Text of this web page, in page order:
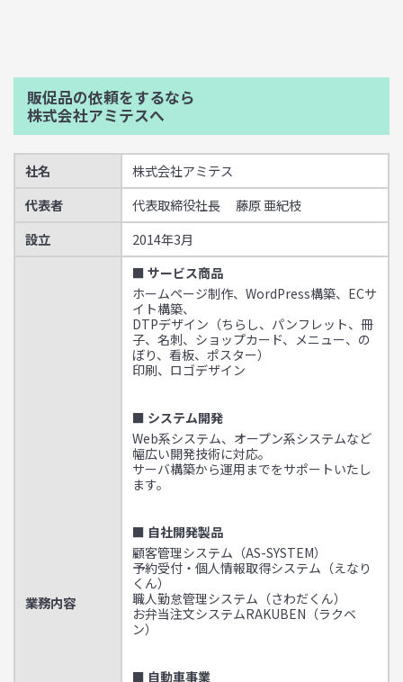
販促品の依頼をするなら
株式会社アミテスへ
社名
株式会社アミテス
代表者
代表取締役社長 藤原 亜紀枝
設立
2014年3月
業務内容
■ サービス商品
ホームページ制作、WordPress構築、ECサ
イト構築、
DTPデザイン（ちらし、パンフレット、冊
子、名刺、ショップカード、メニュー、の
ぼり、看板、ポスター）
印刷、ロゴデザイン
■ システム開発
Web系システム、オープン系システムなど
幅広い開発技術に対応。
サーバ構築から運用までをサポートいたし
ます。
■ 自社開発製品
顧客管理システム（AS-SYSTEM）
予約受付・個人情報取得システム（えなり
くん）
職人勤怠管理システム（さわだくん）
お弁当注文システムRAKUBEN（ラクベ
ン）
■ 自動車事業